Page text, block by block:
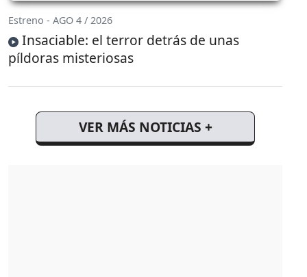
Estreno - AGO 4 / 2026
Insaciable: el terror detrás de unas
píldoras misteriosas
VER MÁS NOTICIAS +